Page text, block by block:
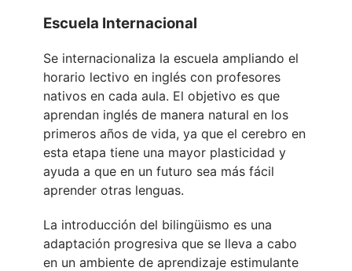
Escuela Internacional
Se internacionaliza la escuela ampliando el
horario lectivo en inglés con profesores
nativos en cada aula. El objetivo es que
aprendan inglés de manera natural en los
primeros años de vida, ya que el cerebro en
esta etapa tiene una mayor plasticidad y
ayuda a que en un futuro sea más fácil
aprender otras lenguas.
La introducción del bilingüismo es una
adaptación progresiva que se lleva a cabo
en un ambiente de aprendizaje estimulante